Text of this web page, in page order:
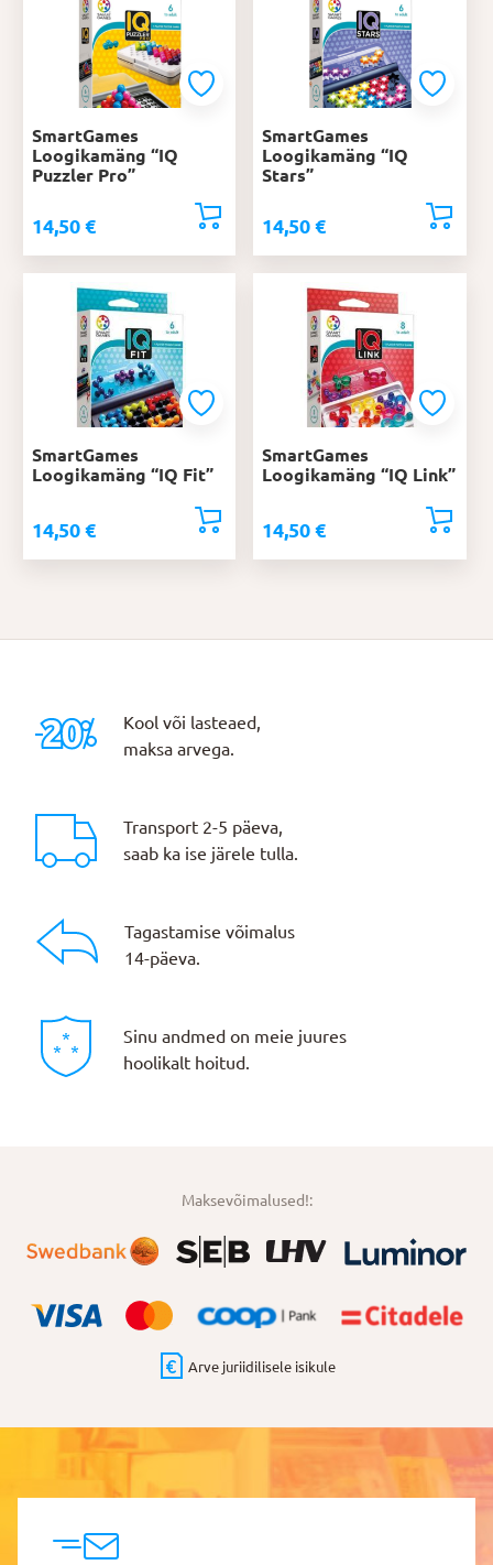
SmartGames
Loogikamäng “IQ
Puzzler Pro”
14,50 €
SmartGames
Loogikamäng “IQ
Stars”
14,50€
SmartGames
Loogikamäng “IQ Fit”
14,50 €
SmartGames
Loogikamäng “IQ Link”
14,50€
Kool või lasteaed,
maksa arvega.
Transport 2-5 päeva,
saab ka ise järele tulla.
Tagastamise võimalus
14-päeva.
Sinu andmed on meie juures
hoolikalt hoitud.
Maksevõimalused!:
Arve juriidilisele isikule